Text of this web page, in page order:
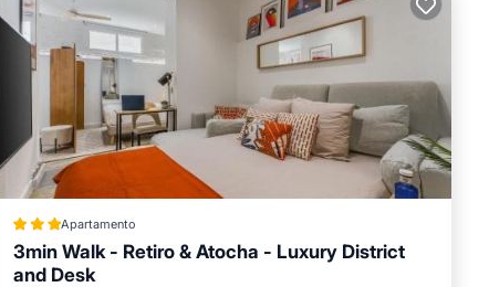
Apartamento
3min Walk - Retiro & Atocha - Luxury District
and Desk